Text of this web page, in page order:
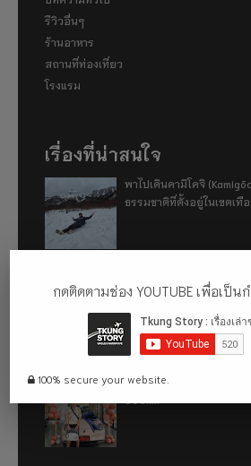
รีวิวอื่นๆ
ร้านอาหาร
สถานที่ท่องเที่ยว
โรงแรม
เรื่องที่น่าสนใจ
พาไปเดินคามิโคจิ
ธรรมชาติที่ตั้งอยู่ในเขตเทื
อู่ฮั่น ฉันมา (ทำไม) แล้ว
รีวิว 1 ปีกับการใช้รถไฟฟ้า
กดติดตามช่อง YOUTUBE เพื่อเป็น
100% secure your website.